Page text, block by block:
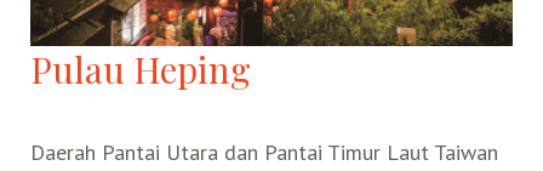
Pulau Heping
Daerah Pantai Utara dan Pantai Timur Laut Taiwan